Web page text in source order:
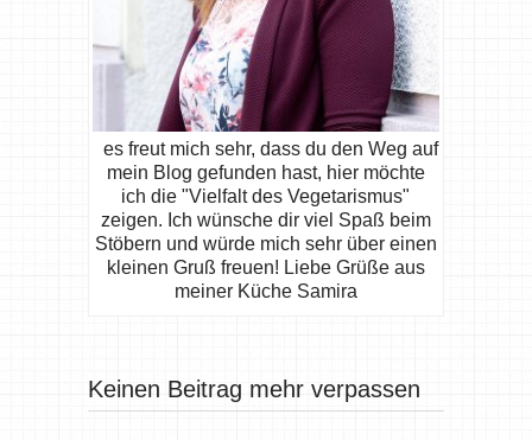
es freut mich sehr, dass du den Weg auf
mein Blog gefunden hast, hier möchte
ich die "Vielfalt des Vegetarismus"
zeigen. Ich wünsche dir viel Spaß beim
Stöbern und würde mich sehr über einen
kleinen Gruß freuen! Liebe Grüße aus
meiner Küche Samira
Keinen Beitrag mehr verpassen